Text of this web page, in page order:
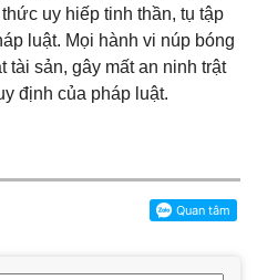
uy hiếp tinh thần, tụ tập
luật. Mọi hành vi núp bóng
sản, gây mất an ninh trật
định của pháp luật.